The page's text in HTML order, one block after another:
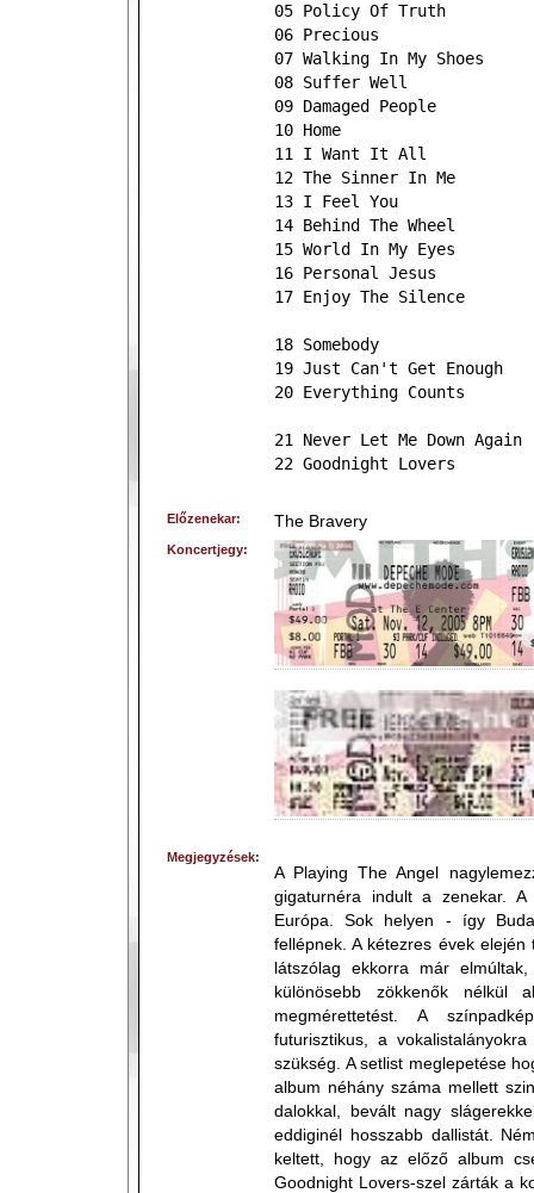
05 Policy Of Truth
06 Precious
07 Walking In My Shoes
08 Suffer Well
09 Damaged People
10 Home
11 I Want It All
12 The Sinner In Me
13 I Feel You
14 Behind The Wheel
15 World In My Eyes
16 Personal Jesus
17 Enjoy The Silence
18 Somebody
19 Just Can't Get Enough
20 Everything Counts
21 Never Let Me Down Again
22 Goodnight Lovers
Előzenekar: The Bravery
Koncertjegy:
Megjegyzések:
A Playing The Angel
gigaturnéra indult a zenekar. A
Európa. Sok helyen - így
fellépnek. A kétezres évek elején
látszólag ekkorra már
különösebb zökkenők nélkül
megmérettetést. A
futurisztikus, a
szükség. A setlist meglepetése
album néhány száma mellett
dalokkal, bevált nagy
eddiginél hosszabb dallistát.
keltett, hogy az előző album
Goodnight Lovers-szel zárták a